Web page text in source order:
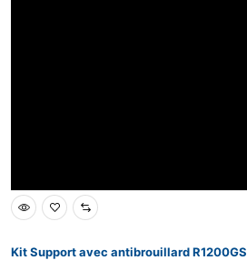
Kit Support avec antibrouillard R1200GS